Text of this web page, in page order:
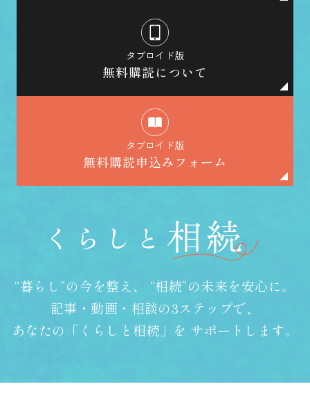
タブロイド版
無料購読について
タブロイド版
無料購読申込みフォーム
“暮らし”の今を整え、
“相続”の未来を安心に。
記事・動画・相談の3ステップで、
あなたの「くらしと相続」を サポートします。